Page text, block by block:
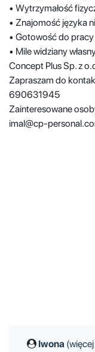
• Wytrzymałość
• Znajomość języka
• Gotowość do
• Mile widziany
Concept Plus Sp. z
Zapraszam do
690631945
Zainteresowane
imal@cp-
Iwona